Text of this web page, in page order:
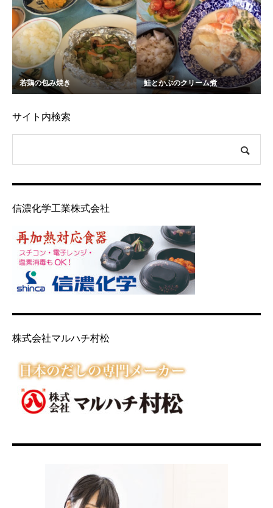
若鶏の包み焼き 鮭とかぶのクリーム煮
サイト内検索
信濃化学工業株式会社
株式会社マルハチ村松